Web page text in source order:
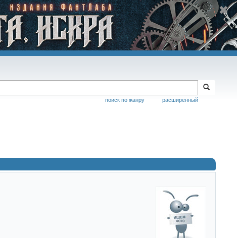
расширенный
поиск по жанру